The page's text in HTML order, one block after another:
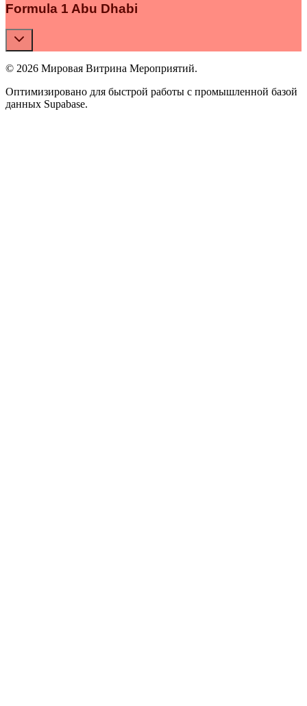
Formula 1 Abu Dhabi
© 2026 Мировая Витрина Мероприятий.
Оптимизировано для быстрой работы с промышленной базой
данных Supabase.